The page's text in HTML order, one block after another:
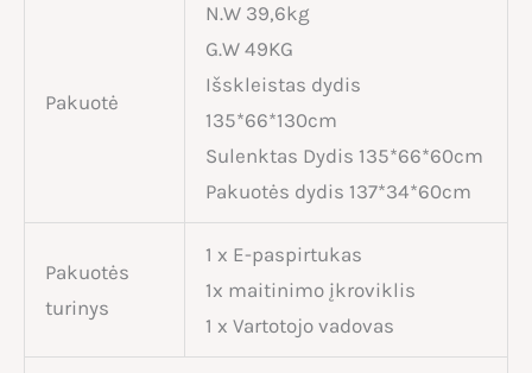
Pakuotė
N.W 39,6kg
G.W 49KG
Išskleistas dydis
135*66*130cm
Sulenktas Dydis 135*66*60cm
Pakuotės dydis 137*34*60cm
Pakuotės
turinys
1 x E-paspirtukas
1x maitinimo įkroviklis
1 x Vartotojo vadovas